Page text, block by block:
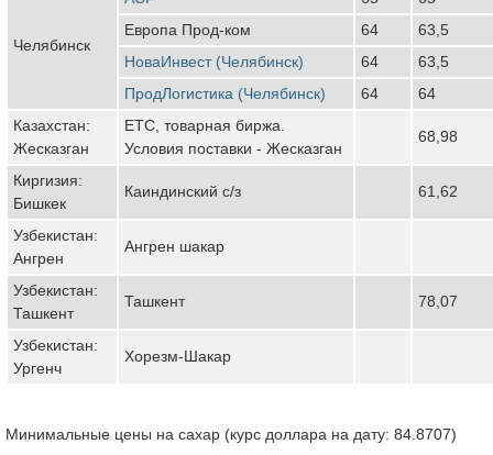
Челябинск
Европа Прод-ком
64
63,5
НоваИнвест (Челябинск)
64
63,5
ПродЛогистика (Челябинск)
64
64
Казахстан:
Жесказган
ЕТС, товарная биржа.
Условия поставки - Жесказган
68,98
Киргизия:
Бишкек
Каиндинский с/з 61,62
Узбекистан:
Ангрен
Ангрен шакар
Узбекистан:
Ташкент
Ташкент 78,07
Узбекистан:
Ургенч
Хорезм-Шакар
Минимальные цены на сахар (курс доллара на дату: 84.8707)